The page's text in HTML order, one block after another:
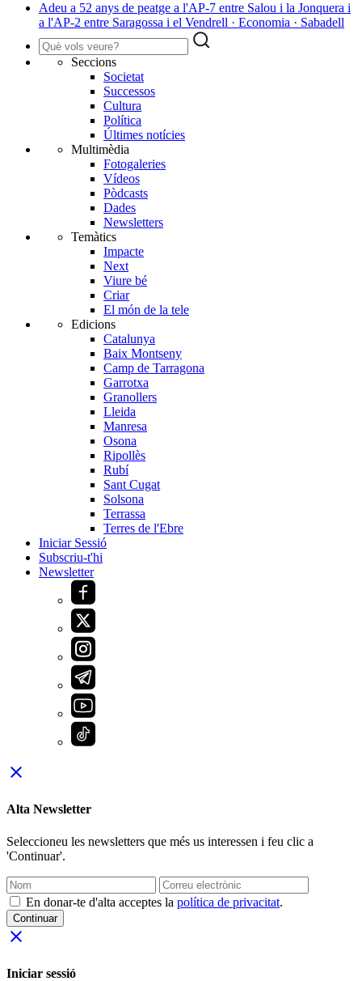
Adeu a 52 anys de peatge a l'AP-7 entre Salou i la Jonquera i
a l'AP-2 entre Saragossa i el Vendrell · Economia · Sabadell
Seccions
Societat
Successos
Cultura
Política
Últimes notícies
Multimèdia
Fotogaleries
Vídeos
Pòdcasts
Dades
Newsletters
Temàtics
Impacte
Next
Viure bé
Criar
El món de la tele
Edicions
Catalunya
Baix Montseny
Camp de Tarragona
Garrotxa
Granollers
Lleida
Manresa
Osona
Ripollès
Rubí
Sant Cugat
Solsona
Terrassa
Terres de l'Ebre
Iniciar Sessió
Subscriu-t'hi
Newsletter
close
Alta Newsletter
Seleccioneu les newsletters que més us interessen i feu clic a
'Continuar'.
En donar-te d'alta acceptes la política de privacitat.
Continuar
close
Iniciar sessió